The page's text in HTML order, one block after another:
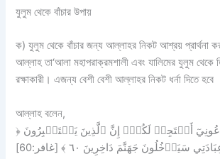
যুলুম থেকে বাঁচার উপায়
ক) যুলুম থেকে বাঁচার জন্য আল্লাহর নিকট আশ্রয় প্রার্থনা
আল্লাহ তা‘আলা মহাপরাক্রমশালী এবং যালিমের যুলুম থেকে
রক্ষাকারী। এজন্য বেশী বেশী আল্লাহর নিকট ধর্না দিতে হবে
আল্লাহ বলেন,
﴿ وَقَالَ رَبُّكُمُ ٱدۡعُونِيٓ أَسۡتَجِبۡ لَكُمۡۚ إِنَّ ٱلَّذِينَ يَسۡتَكۡبِرُونَ
سَيَدۡخُلُونَ جَهَنَّمَ دَاخِرِينَ ٦٠ ﴾ [غافر:60]